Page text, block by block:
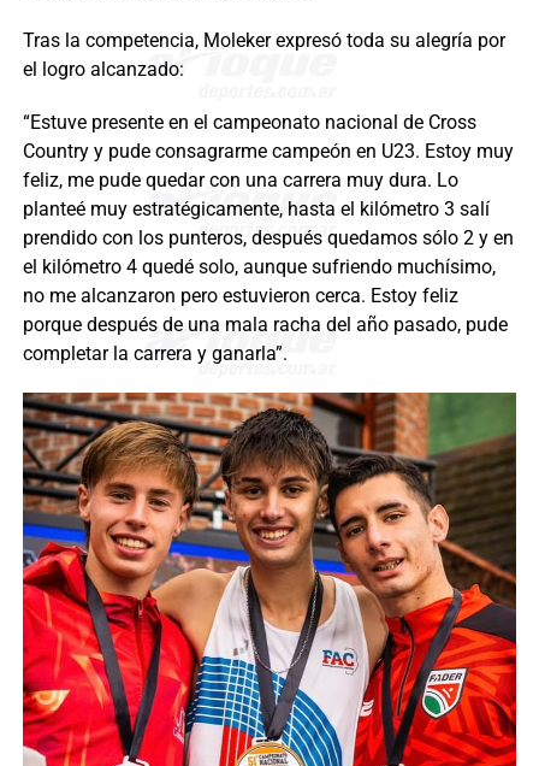
Tras la competencia, Moleker expresó toda su alegría por
el logro alcanzado:
“Estuve presente en el campeonato nacional de Cross
Country y pude consagrarme campeón en U23. Estoy muy
feliz, me pude quedar con una carrera muy dura. Lo
planteé muy estratégicamente, hasta el kilómetro 3 salí
prendido con los punteros, después quedamos sólo 2 y en
el kilómetro 4 quedé solo, aunque sufriendo muchísimo,
no me alcanzaron pero estuvieron cerca. Estoy feliz
porque después de una mala racha del año pasado, pude
completar la carrera y ganarla”.